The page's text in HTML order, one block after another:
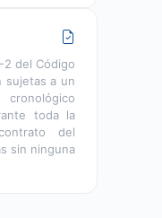
2 del Código
sujetas a un
toda la
del
sin ninguna